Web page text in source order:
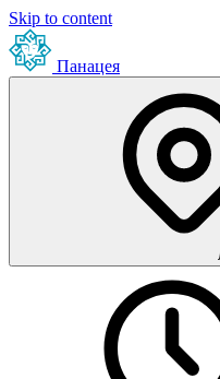
Skip to content
Панацея